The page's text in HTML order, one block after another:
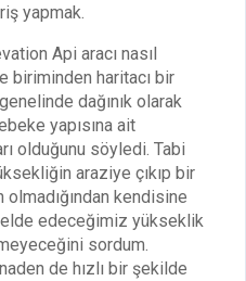
yapmak.
Api aracı nasıl
biriminden haritacı bir
dağınık olarak
yapısına ait
olduğunu söyledi. Tabi
araziye çıkıp bir
kendisine
edeceğimiz yükseklik
sordum.
de hızlı bir şekilde